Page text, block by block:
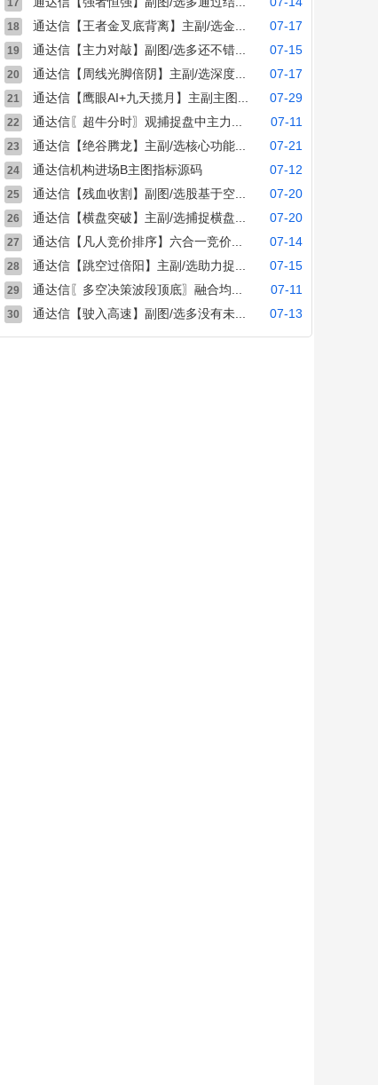
17
18 通达信【王者金叉底背离】主副/选金... 07-17
19 通达信【主力对敲】副图/选多还不错... 07-15
20 通达信【周线光脚倍阴】主副/选深度... 07-17
21 通达信【鹰眼AI+九天揽月】主副主图... 07-29
22 通达信〖超牛分时〗观捕捉盘中主力... 07-11
23 通达信【绝谷腾龙】主副/选核心功能... 07-21
24 通达信机构进场B主图指标源码 07-12
25 通达信【残血收割】副图/选股基于空... 07-20
26 通达信【横盘突破】主副/选捕捉横盘... 07-20
27 通达信【凡人竞价排序】六合一竞价... 07-14
28 通达信【跳空过倍阳】主副/选助力捉... 07-15
29 通达信〖多空决策波段顶底〗融合均... 07-11
30 通达信【驶入高速】副图/选多没有未... 07-13